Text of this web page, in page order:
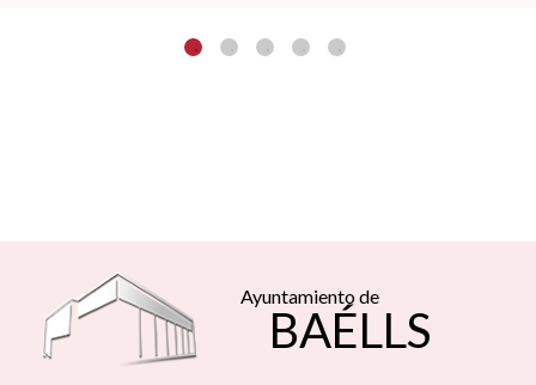
Ayuntamiento de
BAÉLLS